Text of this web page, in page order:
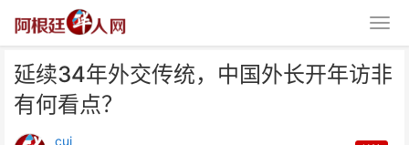
延续34年外交传统，中国外长开年访非
有何看点？
cui